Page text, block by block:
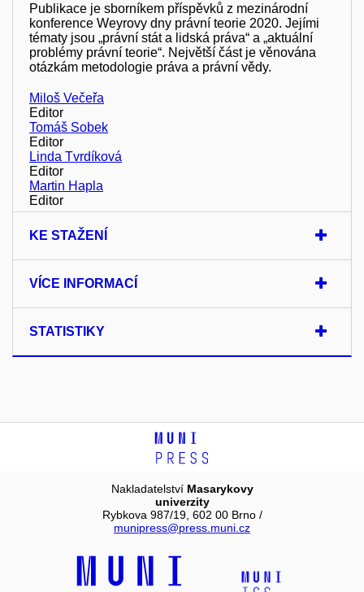
Publikace je sborníkem příspěvků z mezinárodní
konference Weyrovy dny právní teorie 2020. Jejími
tématy jsou „právní stát a lidská práva“ a „aktuální
problémy právní teorie“. Největší část je věnována
otázkám metodologie práva a právní vědy.
Miloš Večeřa
Editor
Tomáš Sobek
Editor
Linda Tvrdíková
Editor
Martin Hapla
Editor
KE STAŽENÍ
VÍCE INFORMACÍ
STATISTIKY
Nakladatelství Masarykovy
univerzity
Rybkova 987/19, 602 00 Brno /
munipress@press.muni.cz